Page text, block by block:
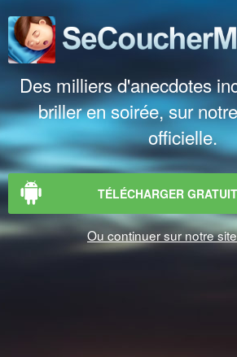
Des milliers d'anecdotes
briller en soirée, sur
officielle.
TÉLÉCHARGER
Ou continuer sur notre